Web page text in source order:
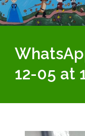
12-05 at